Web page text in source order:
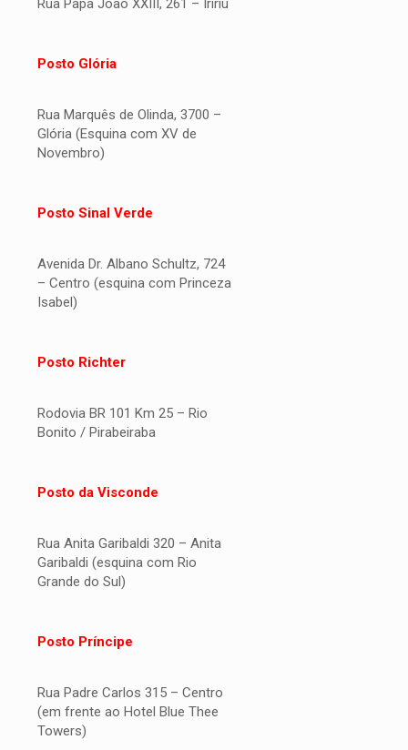
Rua Papa Joao XXIII, 261 – Iririú
Posto Glória
Rua Marquês de Olinda, 3700 –
Glória (Esquina com XV de
Novembro)
Posto Sinal Verde
Avenida Dr. Albano Schultz, 724
– Centro (esquina com Princeza
Isabel)
Posto Richter
Rodovia BR 101 Km 25 – Rio
Bonito / Pirabeiraba
Posto da Visconde
Rua Anita Garibaldi 320 – Anita
Garibaldi (esquina com Rio
Grande do Sul)
Posto Príncipe
Rua Padre Carlos 315 – Centro
(em frente ao Hotel Blue Thee
Towers)